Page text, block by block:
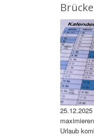
Urlaub